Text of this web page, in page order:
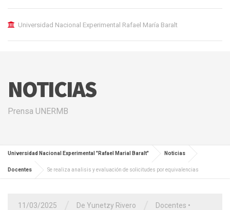
Universidad Nacional Experimental Rafael María Baralt
NOTICIAS
Prensa UNERMB
Universidad Nacional Experimental "Rafael Marial Baralt" Noticias
Docentes Se realiza analisis y evaluación de solicitudes por equivalencias
11/03/2025 De Yunetzy Rivero Docentes •